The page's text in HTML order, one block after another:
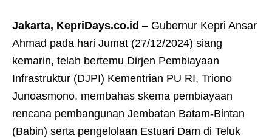
Jakarta, KepriDays.co.id – Gubernur Kepri Ansar
Ahmad pada hari Jumat (27/12/2024) siang
kemarin, telah bertemu Dirjen Pembiayaan
Infrastruktur (DJPI) Kementrian PU RI, Triono
Junoasmono, membahas skema pembiayaan
rencana pembangunan Jembatan Batam-Bintan
(Babin) serta pengelolaan Estuari Dam di Teluk